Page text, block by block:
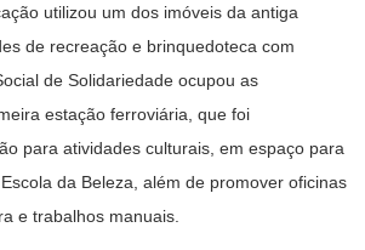
utilizou um dos imóveis da antiga
de recreação e brinquedoteca com
de Solidariedade ocupou as
estação ferroviária, que foi
para atividades culturais, em espaço para
da Beleza, além de promover oficinas
e trabalhos manuais.